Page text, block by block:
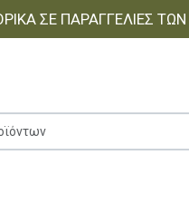
ΣΕ ΠΑΡΑΓΓΕΛΊΕΣ ΤΩΝ